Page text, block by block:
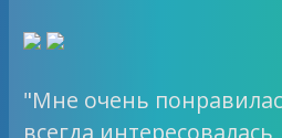
"Мне очень
всегда